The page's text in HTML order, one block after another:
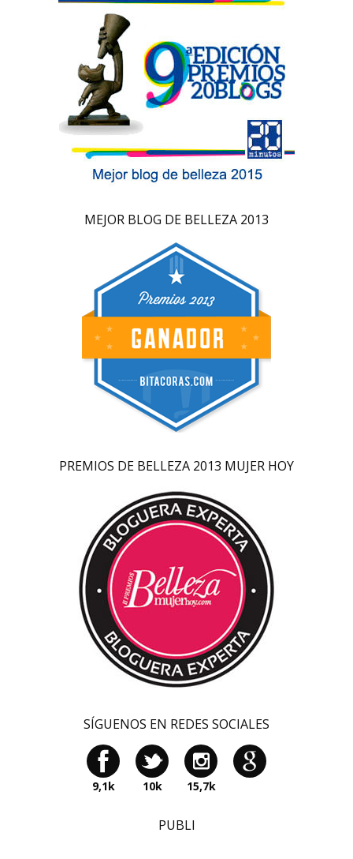
MEJOR BLOG DE BELLEZA 2013
PREMIOS DE BELLEZA 2013 MUJER HOY
SÍGUENOS EN REDES SOCIALES
9,1k 10k 15,7k
PUBLI